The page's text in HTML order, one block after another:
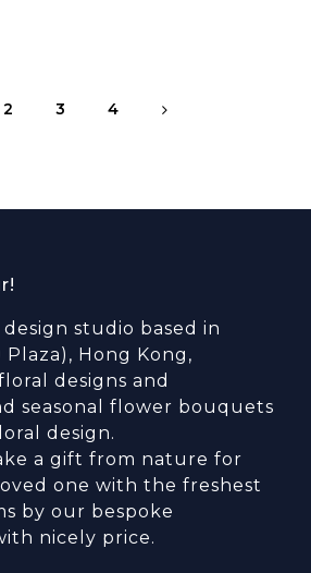
2 3 4
studio based in
Plaza), Hong Kong,
designs and
seasonal flower bouquets
design.
a gift from nature for
one with the freshest
by our bespoke
nicely price.